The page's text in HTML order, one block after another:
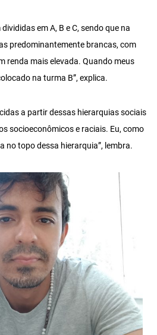
em A, B e C, sendo que na
predominantemente brancas, com
renda mais elevada. Quando meus
na turma B”, explica.
a partir dessas hierarquias sociais
socioeconômicos e raciais. Eu, como
no topo dessa hierarquia”, lembra.